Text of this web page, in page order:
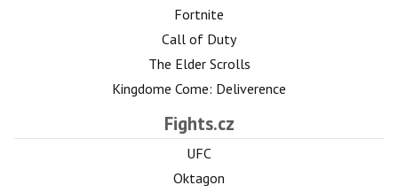
Fortnite
Call of Duty
The Elder Scrolls
Kingdome Come: Deliverence
Fights.cz
UFC
Oktagon